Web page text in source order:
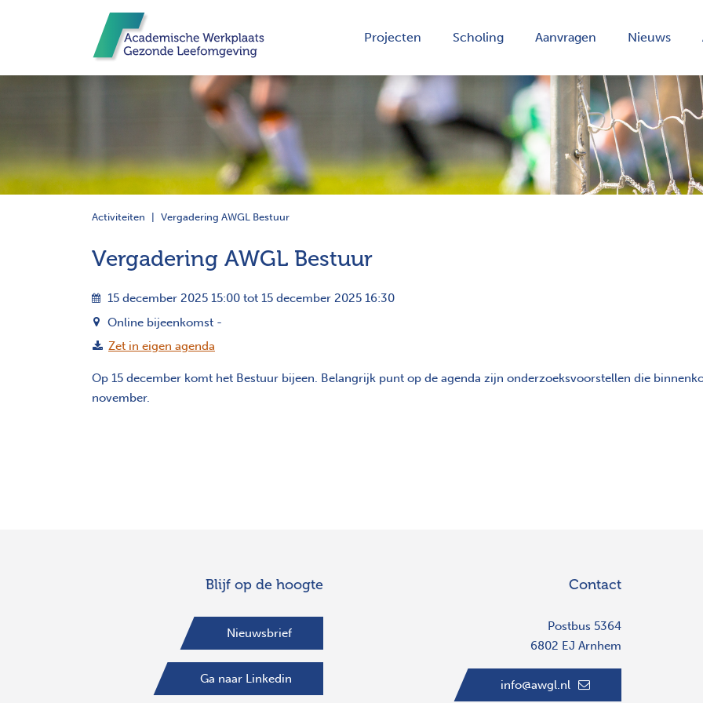
Projecten Scholing Aanvragen Nieuws
Activiteiten Vergadering AWGL Bestuur
Vergadering AWGL Bestuur
15 december 2025 15:00 tot 15 december 2025 16:30
Online bijeenkomst -
Zet in eigen agenda
Op 15 december komt het Bestuur bijeen. Belangrijk punt op de agenda zijn onderzoeksvoorstellen die
november.
Blijf op de hoogte
Nieuwsbrief
Ga naar Linkedin
Contact
Postbus 5364
6802 EJ Arnhem
info@awgl.nl